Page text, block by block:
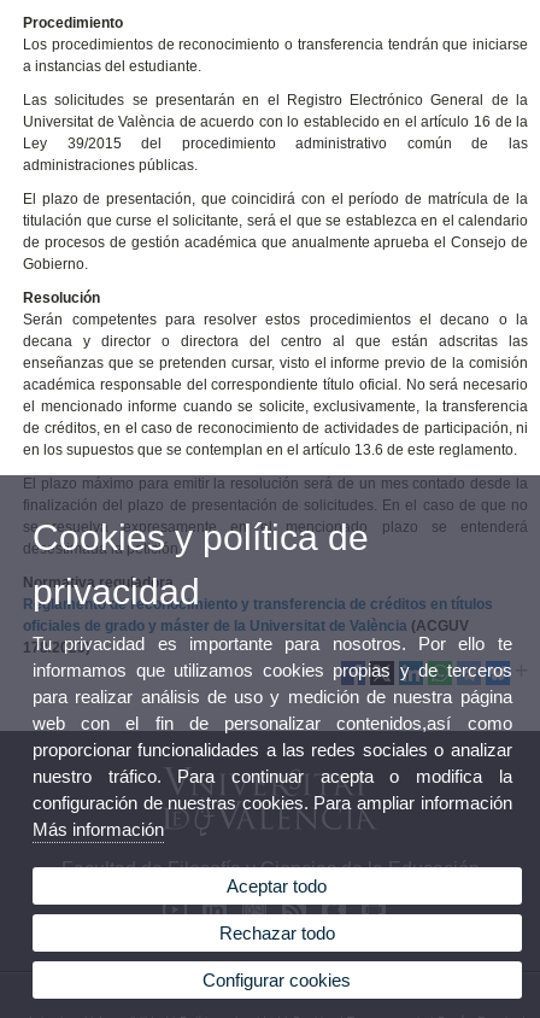
Procedimiento
Los procedimientos de reconocimiento o transferencia tendrán que iniciarse
a instancias del estudiante.
Las solicitudes se presentarán en el Registro Electrónico General de la
Universitat de València de acuerdo con lo establecido en el artículo 16 de la
Ley 39/2015 del procedimiento administrativo común de las
administraciones públicas.
El plazo de presentación, que coincidirá con el período de matrícula de la
titulación que curse el solicitante, será el que se establezca en el calendario
de procesos de gestión académica que anualmente aprueba el Consejo de
Gobierno.
Resolución
Serán competentes para resolver estos procedimientos el decano o la
decana y director o directora del centro al que están adscritas las
enseñanzas que se pretenden cursar, visto el informe previo de la comisión
académica responsable del correspondiente título oficial. No será necesario
el mencionado informe cuando se solicite, exclusivamente, la transferencia
de créditos, en el caso de reconocimiento de actividades de participación, ni
en los supuestos que se contemplan en el artículo 13.6 de este reglamento.
El plazo máximo para emitir la resolución será de un mes contado desde la
finalización del plazo de presentación de solicitudes. En el caso de que no
se resuelva expresamente en el mencionado plazo se entenderá
desestimada la petición.
Normativa reguladora
Reglamento de reconocimiento y transferencia de créditos en títulos
oficiales de grado y máster de la Universitat de València (ACGUV
178/2023)
Facultad de Filosofía y Ciencias de la Educación
© 2026 UV. - Av. Blasco Ibáñez 30, 46010 Valencia. España. Tel. (+34) 96 386 41 00
Cookies y política de
privacidad
Tu privacidad es importante para nosotros. Por ello te
informamos que utilizamos cookies propias y de terceros
para realizar análisis de uso y medición de nuestra página
web con el fin de personalizar contenidos,así como
proporcionar funcionalidades a las redes sociales o analizar
nuestro tráfico. Para continuar acepta o modifica la
configuración de nuestras cookies. Para ampliar información
Más información
Aceptar todo
Rechazar todo
Configurar cookies